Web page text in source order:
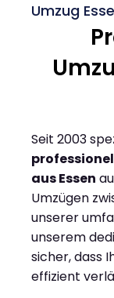
Umzug
Seit 2003
aus Essen
Umzügen
unserer
unserem
sicher, dass
effizient